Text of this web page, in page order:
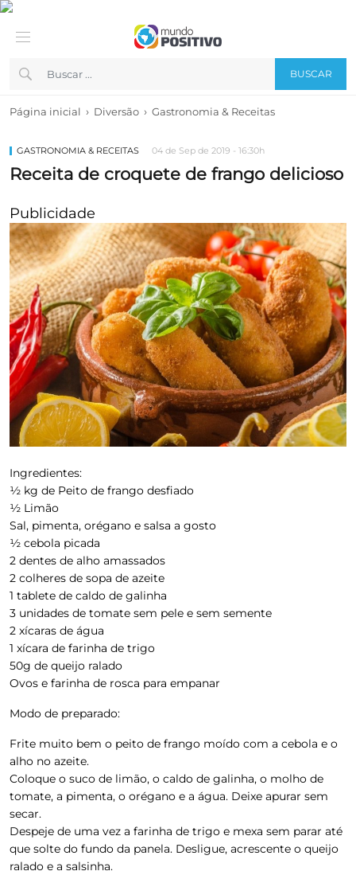
BUSCAR
Página inicial › Diversão › Gastronomia & Receitas
GASTRONOMIA & RECEITAS 04 de Sep de 2019 - 16:30h
Receita de croquete de frango delicioso
Publicidade
Ingredientes:
½ kg de Peito de frango desfiado
½ Limão
Sal, pimenta, orégano e salsa a gosto
½ cebola picada
2 dentes de alho amassados
2 colheres de sopa de azeite
1 tablete de caldo de galinha
3 unidades de tomate sem pele e sem semente
2 xícaras de água
1 xícara de farinha de trigo
50g de queijo ralado
Ovos e farinha de rosca para empanar
Modo de preparado:
Frite muito bem o peito de frango moído com a cebola e o
alho no azeite.
Coloque o suco de limão, o caldo de galinha, o molho de
tomate, a pimenta, o orégano e a água. Deixe apurar sem
secar.
Despeje de uma vez a farinha de trigo e mexa sem parar até
que solte do fundo da panela. Desligue, acrescente o queijo
ralado e a salsinha.